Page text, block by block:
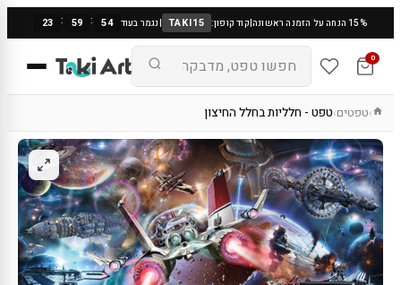
15% הנחה על הזמנה ראשונה |קוד קופון: TAKI15
|נגמר בעוד 23 : 59 : 53
0
›טפטים›טפט - חלליות בחלל החיצון